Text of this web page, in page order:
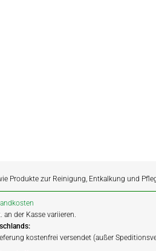
Produkte zur Reinigung, Entkalkung und
der Kasse variieren.
kostenfrei versendet (außer